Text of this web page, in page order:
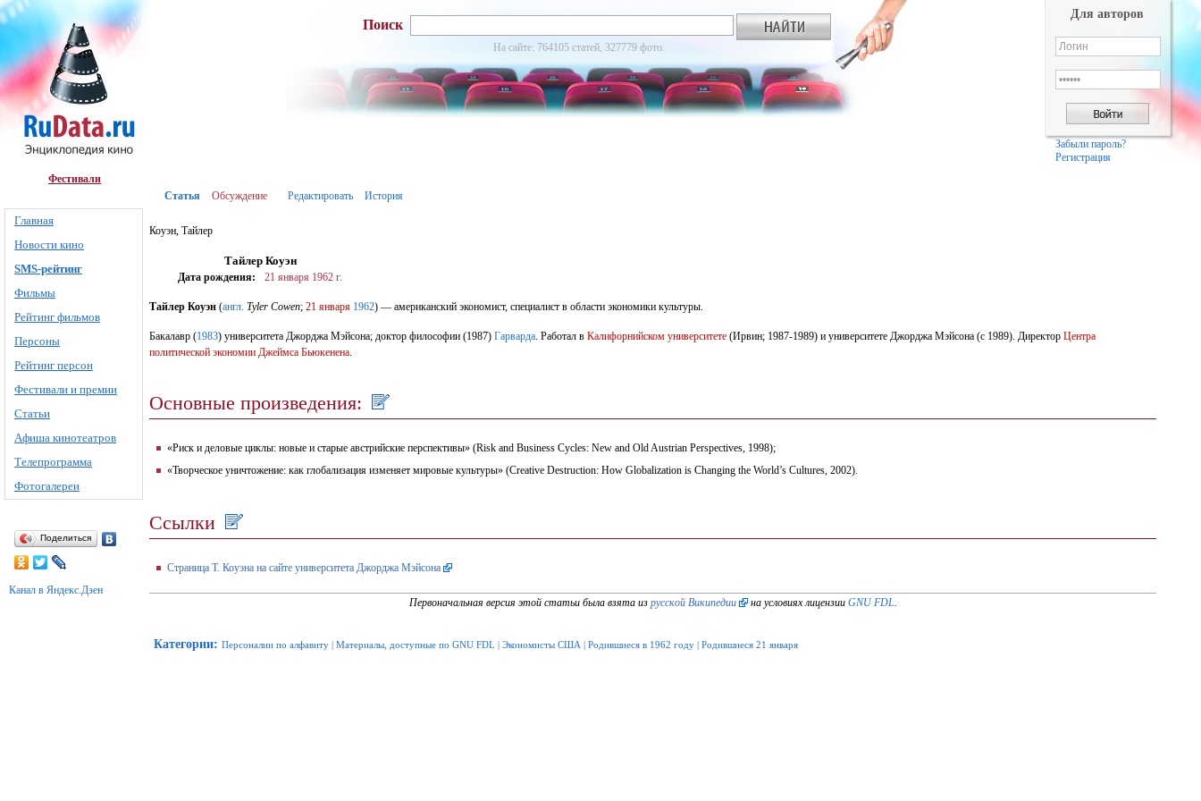
Фестивали
Главная
Новости кино
SMS-рейтинг
Фильмы
Рейтинг фильмов
Персоны
Рейтинг персон
Фестивали и премии
Статьи
Афиша кинотеатров
Телепрограмма
Фотогалереи
Поделиться
Канал в Яндекс.Дзен
Поиск
На сайте: 764105 статей, 327779 фото.
Для авторов
Забыли пароль?
Регистрация
Статья Обсуждение Редактировать История
Коуэн, Тайлер
Тайлер Коуэн
Дата рождения: 21 января 1962 г.
Тайлер Коуэн (англ. Tyler Cowen; 21 января 1962) — американский экономист, специалист в области экономики культуры.
Бакалавр (1983) университета Джорджа Мэйсона; доктор философии (1987) Гарварда. Работал в Калифорнийском университете (Ирвин; 1987-1989) и университете Джорджа Мэйсона (с 1989). Директор Центра
политической экономии Джеймса Бьюкенена.
Основные произведения:
«Риск и деловые циклы: новые и старые австрийские перспективы» (Risk and Business Cycles: New and Old Austrian Perspectives, 1998);
«Творческое уничтожение: как глобализация изменяет мировые культуры» (Creative Destruction: How Globalization is Changing the World’s Cultures, 2002).
Ссылки
Страница Т. Коуэна на сайте университета Джорджа Мэйсона
Первоначальная версия этой статьи была взята из русской Википедии на условиях лицензии GNU FDL
Категории: Персоналии по алфавиту | Материалы, доступные по GNU FDL | Экономисты США | Родившиеся в 1962 году | Родившиеся 21 января